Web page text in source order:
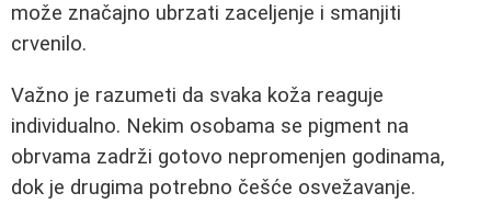
može značajno ubrzati zaceljenje i smanjiti
crvenilo.
Važno je razumeti da svaka koža reaguje
individualno. Nekim osobama se pigment na
obrvama zadrži gotovo nepromenjen godinama,
dok je drugima potrebno češće osvežavanje.